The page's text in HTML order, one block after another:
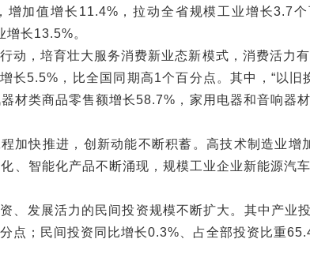
增加值增长11.4%，拉动全省规模工业增长3.7
长13.5%。
动，培育壮大服务消费新业态新模式，消费活力
长5.5%，比全国同期高1个百分点。其中，“以旧
材类商品零售额增长58.7%，家用电器和音响器
加快推进，创新动能不断积蓄。高技术制造业
、智能化产品不断涌现，规模工业企业新能源汽
、发展活力的民间投资规模不断扩大。其中产业
点；民间投资同比增长0.3%、占全部投资比重